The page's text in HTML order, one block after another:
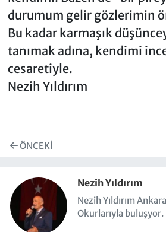
durumum gelir gözlerimin
Bu kadar karmaşık
tanımak adına, kendimi
cesaretiyle.
Nezih Yıldırım
ÖNCEKI
Nezih Yıldırım
Nezih Yıldırım
Okurlarıyla buluşyor.